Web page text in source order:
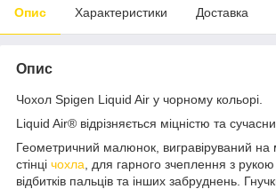
Опис Характеристики Доставка
Опис
Чохол Spigen Liquid Air у чорному кольорі.
Liquid Air® відрізняється міцністю та
Геометричний малюнок, вигравіруваний на
стінці чохла , для гарного зчеплення з рукою
відбитків пальців та інших забруднень.